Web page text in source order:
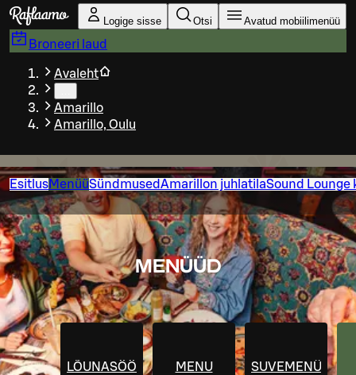
Liigu peamise sisu juurde
Logige sisse Otsi Avatud mobiilimenüü
Broneeri laud
Avaleht
Amarillo
Amarillo, Oulu
EsitlusMenüüSündmusedAmarillon juhlatilaSound Lounge
MENÜÜD
LÕUNASÖÖK MENU SUVEMENÜÜ